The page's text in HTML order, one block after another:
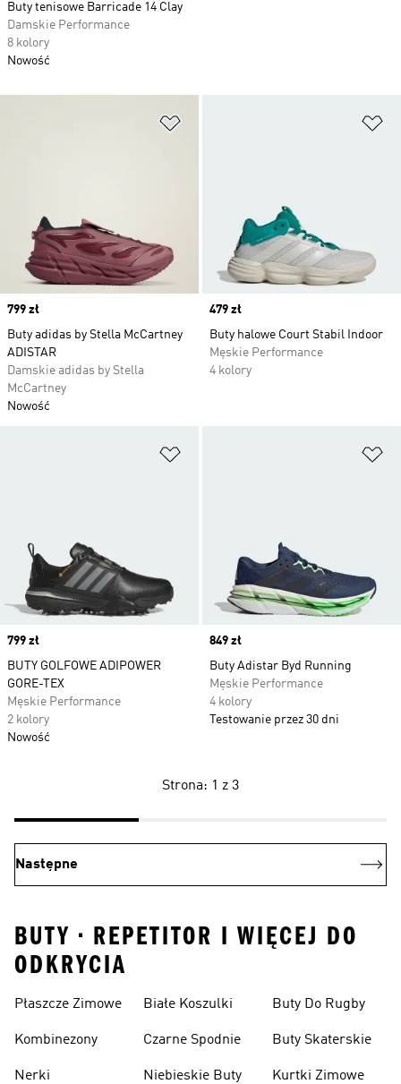
Price
799 zł
Buty adidas by Stella McCartney
ADISTAR
Damskie adidas by Stella
McCartney
Nowość
Price
479 zł
Buty halowe Court Stabil Indoor
Męskie Performance
4 kolory
Price
799 zł
BUTY GOLFOWE ADIPOWER
GORE-TEX
Męskie Performance
2 kolory
Nowość
Price
849 zł
Buty Adistar Byd Running
Męskie Performance
4 kolory
Testowanie przez 30 dni
Buty tenisowe Barricade 14 Clay
Damskie Performance
8 kolory
Nowość
Strona: 1 z 3
Następne
BUTY • REPETITOR I WIĘCEJ DO
ODKRYCIA
Płaszcze Zimowe
Kombinezony
Nerki
Białe Koszulki
Czarne Spodnie
Niebieskie Buty
Buty Do Rugby
Buty Skaterskie
Kurtki Zimowe